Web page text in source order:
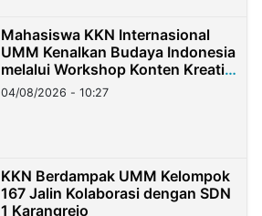
Mahasiswa KKN Internasional
UMM Kenalkan Budaya Indonesia
melalui Workshop Konten Kreatif
di Taiwan
04/08/2026 - 10:27
KKN Berdampak UMM Kelompok
167 Jalin Kolaborasi dengan SDN
1 Karangrejo